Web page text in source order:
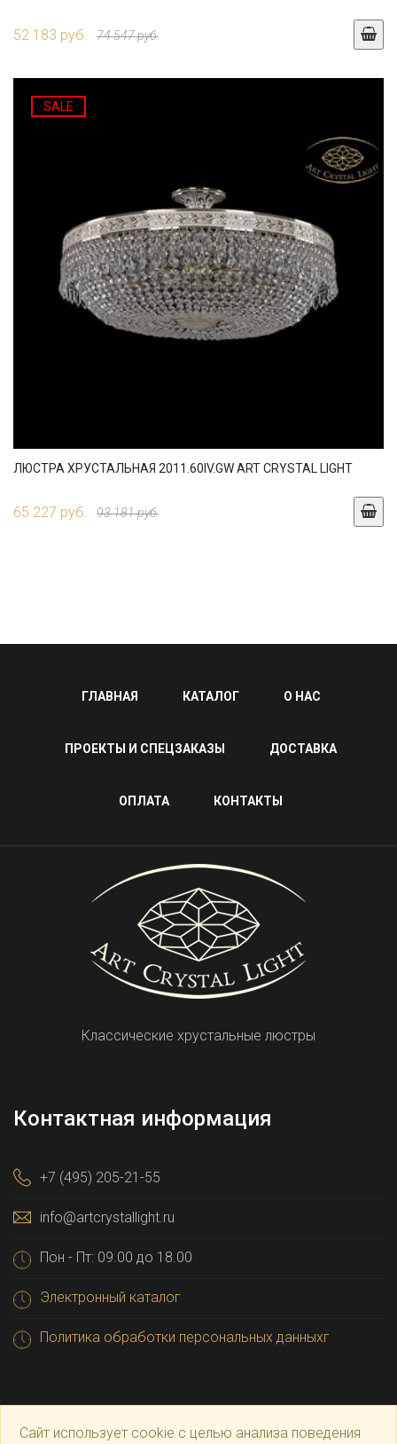
52 183 руб. 74 547 руб.
SALE
ЛЮСТРА ХРУСТАЛЬНАЯ 2011.60IV.GW ART CRYSTAL LIGHT
65 227 руб. 93 181 руб.
ГЛАВНАЯ КАТАЛОГ О НАС
ПРОЕКТЫ И СПЕЦЗАКАЗЫ ДОСТАВКА
ОПЛАТА КОНТАКТЫ
Классические хрустальные люстры
Контактная информация
+7 (495) 205-21-55
info@artcrystallight.ru
Пон - Пт: 09.00 до 18.00
Электронный каталог
Политика обработки персональных данныхг
Сайт использует cookie с целью анализа поведения